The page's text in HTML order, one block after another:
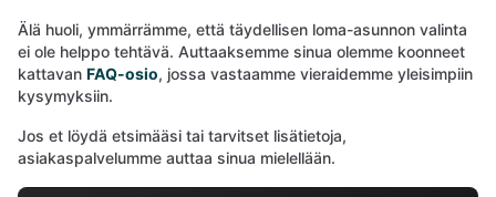
Älä huoli, ymmärrämme, että täydellisen loma-asunnon valinta
ei ole helppo tehtävä. Auttaaksemme sinua olemme koonneet
kattavan FAQ-osio, jossa vastaamme vieraidemme yleisimpiin
kysymyksiin.
Jos et löydä etsimääsi tai tarvitset lisätietoja,
asiakaspalvelumme auttaa sinua mielellään.